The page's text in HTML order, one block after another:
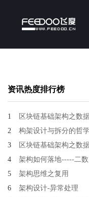
资讯热度排行榜
1
区块链基础架构之数
2
构架设计与拆分的哲
3
区块链基础架构之数
4
架构如何落地-----二数
5
架构思维之复用
6
架构设计-异常处理